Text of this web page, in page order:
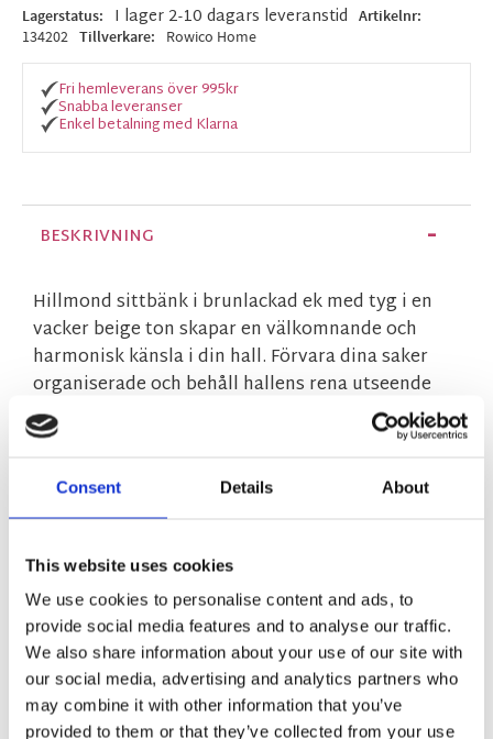
Consent Details About
This website uses cookies
We use cookies to personalise content and ads, to
provide social media features and to analyse our traffic.
We also share information about your use of our site with
our social media, advertising and analytics partners who
may combine it with other information that you’ve
provided to them or that they’ve collected from your use
Lagerstatus I lager 2-10 dagars leveranstid Artikelnr
134202 Tillverkare Rowico Home
Fri hemleverans över 995kr
Snabba leveranser
Enkel betalning med Klarna
BESKRIVNING
Hillmond sittbänk i brunlackad ek med tyg i en
vacker beige ton skapar en välkomnande och
harmonisk känsla i din hall. Förvara dina saker
organiserade och behåll hallens rena utseende
med hjälp av de två praktiska mjukstängande
lådorna. Dessutom levereras hallbänken helt
praktiska förvaringen. Kollektionen Hillmond är
synonymt med hög kvalitet, vackra trädetaljer
och harmonisk skandinavisk design.
MÅTT OCH SPECIFIKATIONER
skotselrad_textil.pdf